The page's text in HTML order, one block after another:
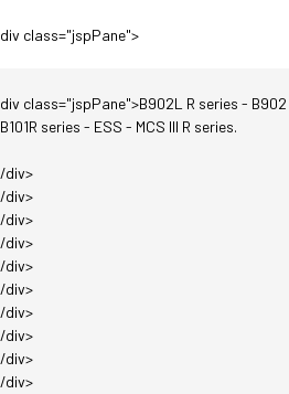
div class="jspPane">
div class="jspPane">B902L R series -
B101R series - ESS - MCS III R series.
/div>
/div>
/div>
/div>
/div>
/div>
/div>
/div>
/div>
/div>